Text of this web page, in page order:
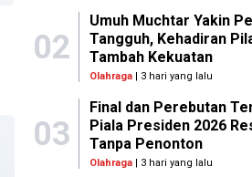
02
Umuh Muchtar Yakin
Tangguh, Kehadiran
Tambah Kekuatan
Olahraga | 3 hari yang lalu
03
Final dan Perebutan
Piala Presiden 2026
Tanpa Penonton
Olahraga | 3 hari yang lalu